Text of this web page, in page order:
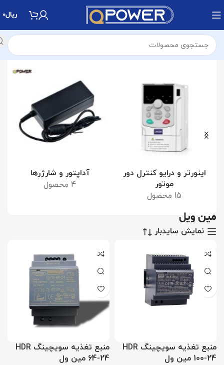
ریال0
خانه محصولات برچسب خورده “مین ویل”
اینورتر و درایو کنترل دور
موتور
15 محصول
آداپتور و شارژرها
4 محصول
مین ویل
نمایش سایدبار
منبع تغذیه سویچینگ HDR
100-24 مین ول
منبع تغذیه سویچینگ HDR
64-24 مین ول